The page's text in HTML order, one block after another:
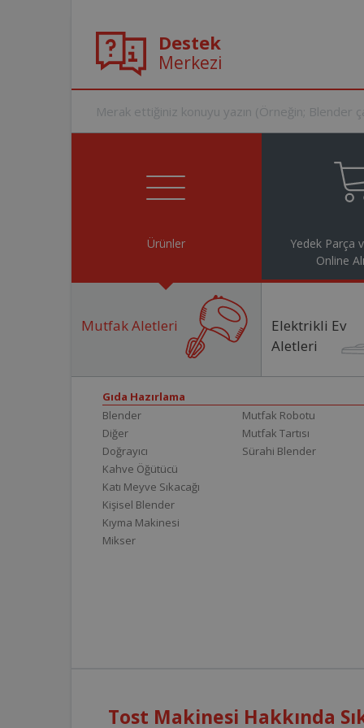
Destek
Merkezi
Ürünler
Yedek Parça
Online
Mutfak Aletleri
Elektrikli Ev
Aletleri
Gıda Hazırlama
Blender
Diğer
Doğrayıcı
Kahve Öğütücü
Katı Meyve Sıkacağı
Kişisel Blender
Kıyma Makinesi
Mikser
Mutfak Robotu
Mutfak Tartısı
Sürahi Blender
Tost Makinesi Hakkında